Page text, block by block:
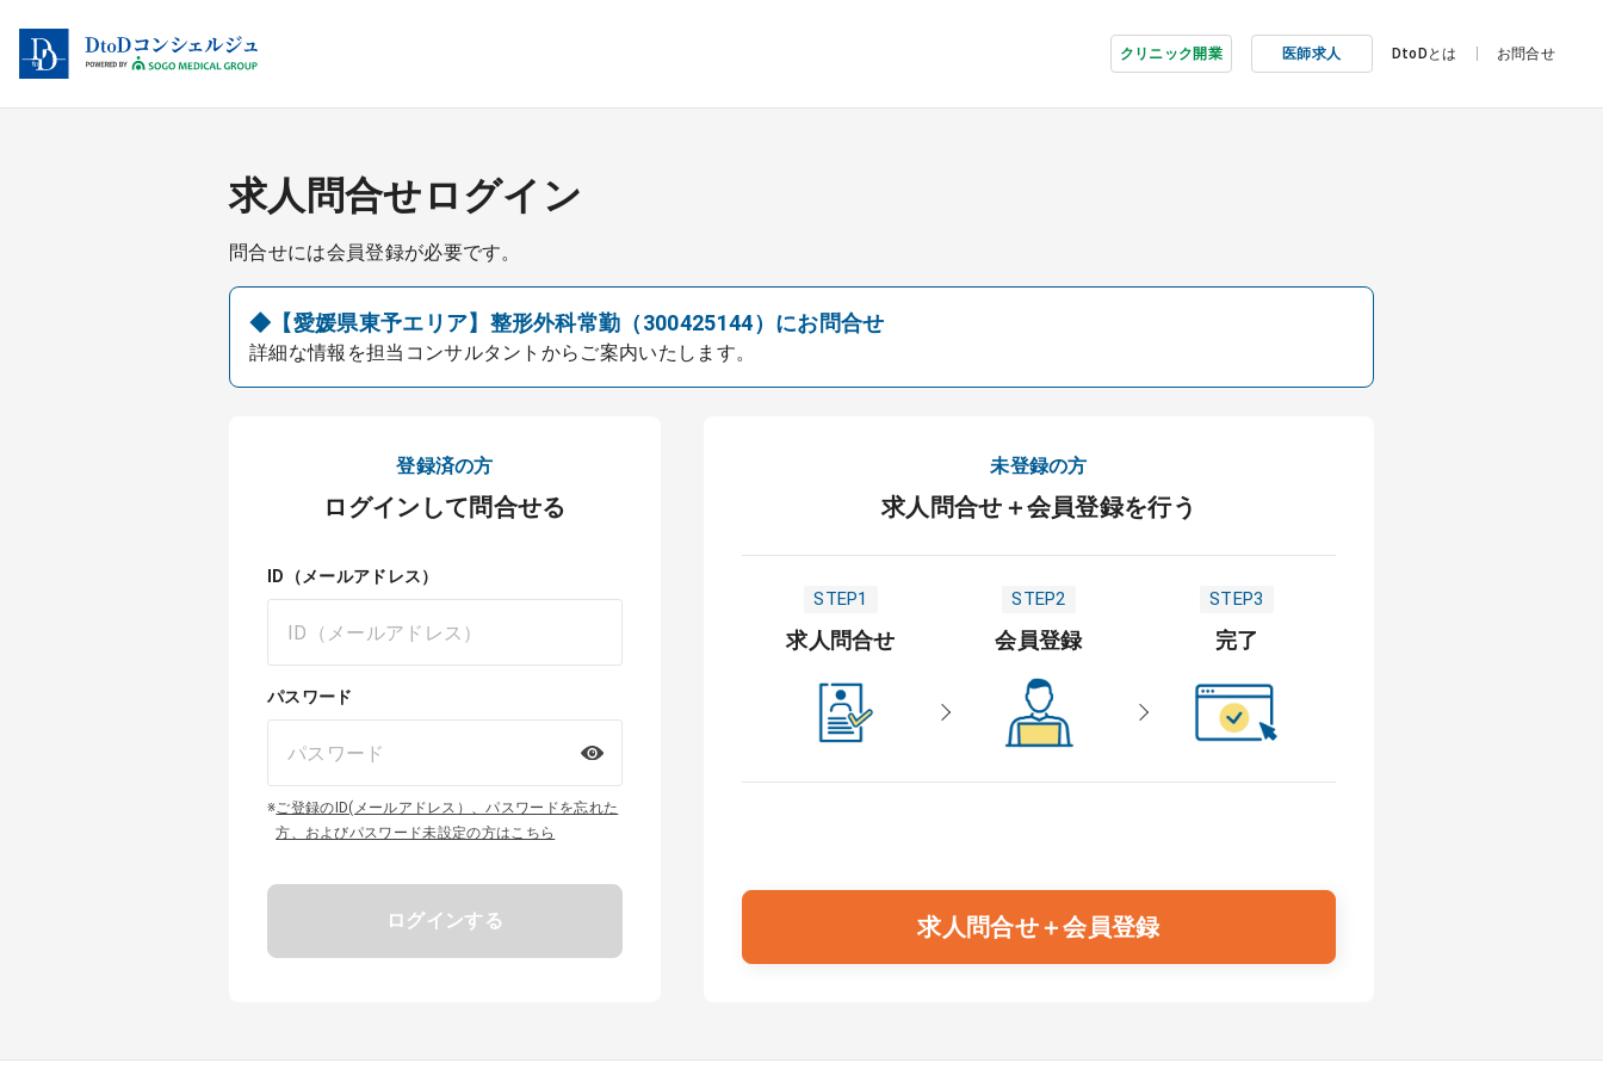
クリニック開業 医師求人 DtoDとは お問合せ
求人問合せログイン
問合せには会員登録が必要です。
◆【愛媛県東予エリア】整形外科常勤（300425144）にお問合せ
詳細な情報を担当コンサルタントからご案内いたします。
登録済の方
ログインして問合せる
ID（メールアドレス）
パスワード
※ご登録のID(メールアドレス）、パスワードを忘れた
方、およびパスワード未設定の方はこちら
ログインする
未登録の方
求人問合せ＋会員登録を行う
STEP1
求人問合せ
STEP2
会員登録
STEP3
完了
求人問合せ＋会員登録